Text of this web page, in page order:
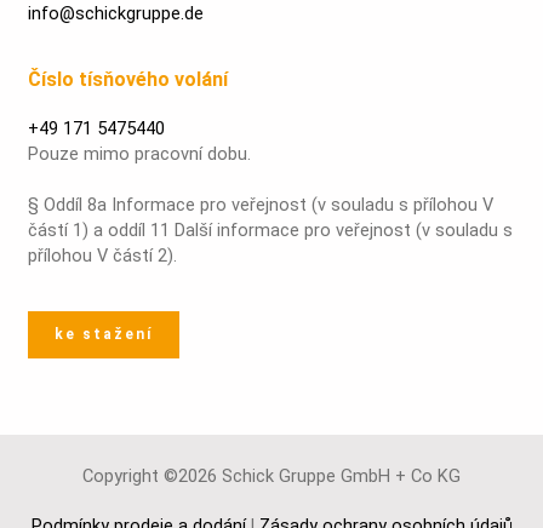
info@schickgruppe.de
Číslo tísňového volání
+49 171 5475440
Pouze mimo pracovní dobu.
§ Oddíl 8a Informace pro veřejnost (v souladu s přílohou V
částí 1) a oddíl 11 Další informace pro veřejnost (v souladu s
přílohou V částí 2).
ke stažení
Copyright ©2026 Schick Gruppe GmbH + Co KG